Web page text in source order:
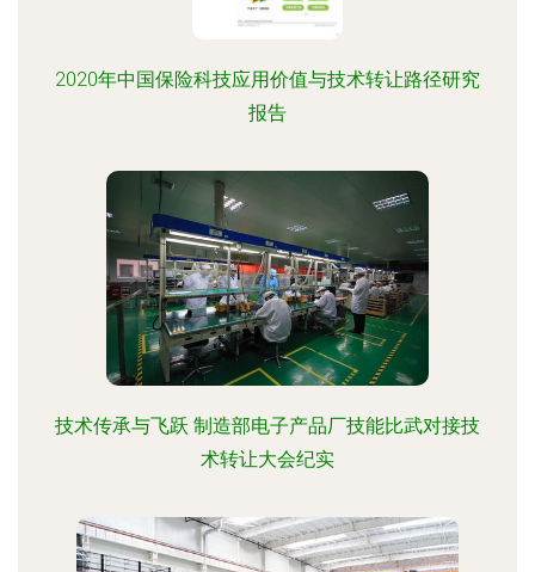
2020年中国保险科技应用价值与技术转让路径研究
报告
技术传承与飞跃 制造部电子产品厂技能比武对接技
术转让大会纪实